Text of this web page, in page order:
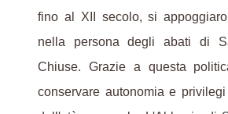
fino al XII secolo, si
nella persona degli abati di
Chiuse. Grazie a questa
conservare autonomia e